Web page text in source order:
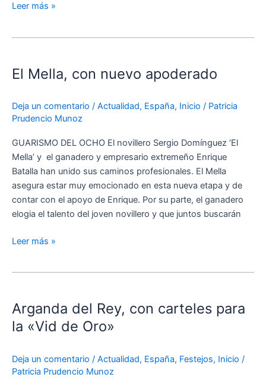
Leer más »
El Mella, con nuevo apoderado
Deja un comentario / Actualidad, España, Inicio / Patricia
Prudencio Munoz
GUARISMO DEL OCHO El novillero Sergio Domínguez ‘El
Mella’ y el ganadero y empresario extremeño Enrique
Batalla han unido sus caminos profesionales. El Mella
asegura estar muy emocionado en esta nueva etapa y de
contar con el apoyo de Enrique. Por su parte, el ganadero
elogia el talento del joven novillero y que juntos buscarán
con
apoderado
Leer más »
Arganda del Rey, con carteles para
la «Vid de Oro»
Deja un comentario / Actualidad, España, Festejos, Inicio /
Patricia Prudencio Munoz
Rey,
con
la